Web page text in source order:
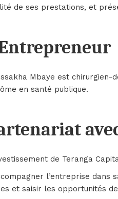
de ses prestations, et
Mbaye est chirurgien-
en santé publique.
de Teranga
l’entreprise
et saisir les opportunités